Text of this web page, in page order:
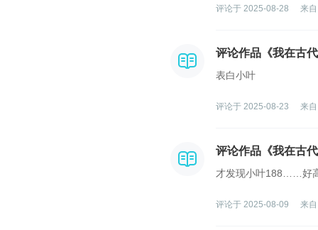
评论于 2025-08-28 来
评论作品《我在古
表白小叶
评论于 2025-08-23 来
评论作品《我在古
才发现小叶188……好
评论于 2025-08-09 来